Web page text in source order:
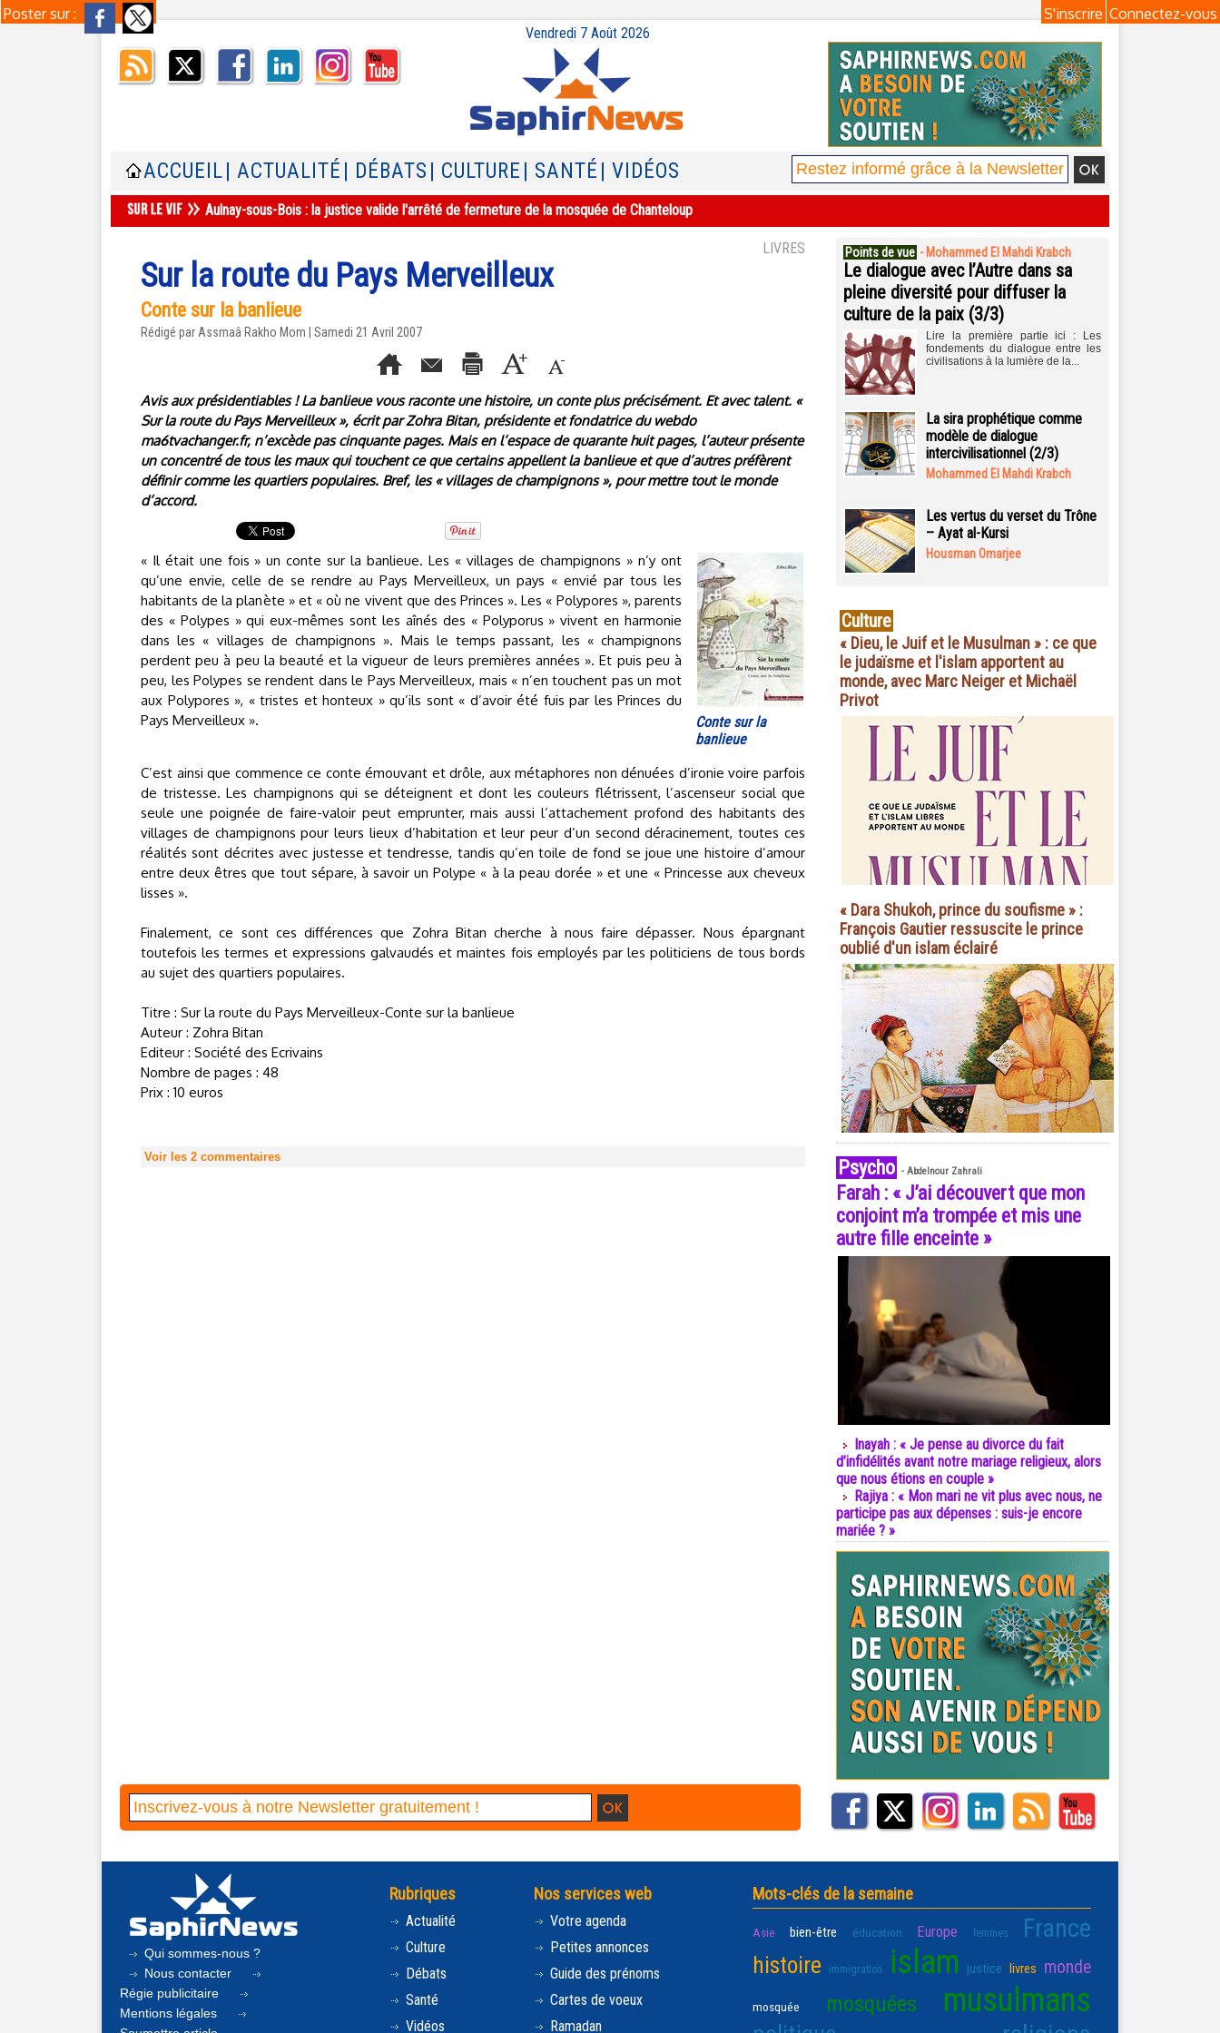
Poster sur : Connectez-vous
S'inscrire
Vendredi 7 Août 2026
ACCUEIL | ACTUALITÉ | DÉBATS | CULTURE | SANTÉ | VIDÉOS
Aulnay-sous-Bois : la justice valide l'arrêté de fermeture de la mosquée de Chanteloup
LIVRES
Sur la route du Pays Merveilleux
Conte sur la banlieue
Rédigé par Assmaâ Rakho Mom | Samedi 21 Avril 2007
Avis aux présidentiables ! La banlieue vous raconte une histoire, un conte plus précisément. Et avec talent. «
Sur la route du Pays Merveilleux », écrit par Zohra Bitan, présidente et fondatrice du webdo
ma6tvachanger.fr, n’excède pas cinquante pages. Mais en l’espace de quarante huit pages, l’auteur présente
un concentré de tous les maux qui touchent ce que certains appellent la banlieue et que d’autres préfèrent
définir comme les quartiers populaires. Bref, les « villages de champignons », pour mettre tout le monde
d’accord.
Conte sur la
banlieue
« Il était une fois » un conte sur la banlieue. Les « villages de champignons » n’y ont
qu’une envie, celle de se rendre au Pays Merveilleux, un pays « envié par tous les
habitants de la planète » et « où ne vivent que des Princes ». Les « Polypores », parents
des « Polypes » qui eux-mêmes sont les aînés des « Polyporus » vivent en harmonie
dans les « villages de champignons ». Mais le temps passant, les « champignons
perdent peu à peu la beauté et la vigueur de leurs premières années ». Et puis peu à
peu, les Polypes se rendent dans le Pays Merveilleux, mais « n’en touchent pas un mot
aux Polypores », « tristes et honteux » qu’ils sont « d’avoir été fuis par les Princes du
Pays Merveilleux ».
C’est ainsi que commence ce conte émouvant et drôle, aux métaphores non dénuées d’ironie voire parfois
de tristesse. Les champignons qui se déteignent et dont les couleurs flétrissent, l’ascenseur social que
seule une poignée de faire-valoir peut emprunter, mais aussi l’attachement profond des habitants des
villages de champignons pour leurs lieux d’habitation et leur peur d’un second déracinement, toutes ces
réalités sont décrites avec justesse et tendresse, tandis qu’en toile de fond se joue une histoire d’amour
entre deux êtres que tout sépare, à savoir un Polype « à la peau dorée » et une « Princesse aux cheveux
lisses ».
Finalement, ce sont ces différences que Zohra Bitan cherche à nous faire dépasser. Nous épargnant
toutefois les termes et expressions galvaudés et maintes fois employés par les politiciens de tous bords
au sujet des quartiers populaires.
Titre : Sur la route du Pays Merveilleux-Conte sur la banlieue
Auteur : Zohra Bitan
Editeur : Société des Ecrivains
Nombre de pages : 48
Prix : 10 euros
Voir les 2 commentaires
Points de vue - Mohammed El Mahdi Krabch
Le dialogue avec l’Autre dans sa
pleine diversité pour diffuser la
culture de la paix (3/3)
Lire la première partie ici : Les
fondements du dialogue entre les
civilisations à la lumière de la...
La sira prophétique comme
modèle de dialogue
intercivilisationnel (2/3)
Mohammed El Mahdi Krabch
Les vertus du verset du Trône
– Ayat al-Kursi
Housman Omarjee
Culture
« Dieu, le Juif et le Musulman » : ce que
le judaïsme et l'islam apportent au
monde, avec Marc Neiger et Michaël
Privot
« Dara Shukoh, prince du soufisme » :
François Gautier ressuscite le prince
oublié d'un islam éclairé
Psycho - Abdelnour Zahrali
Farah : « J’ai découvert que mon
conjoint m’a trompée et mis une
autre fille enceinte »
Inayah : « Je pense au divorce du fait
d’infidélités avant notre mariage religieux, alors
que nous étions en couple »
Rajiya : « Mon mari ne vit plus avec nous, ne
participe pas aux dépenses : suis-je encore
mariée ? »
Qui sommes-nous ?
Nous contacter
Régie publicitaire
Mentions légales
Rubriques
Actualité
Culture
Débats
Santé
Vidéos
Nos services web
Votre agenda
Petites annonces
Guide des prénoms
Cartes de voeux
Ramadan
Mots-clés de la semaine
Asie bien-être éducation Europe femmes France
histoire immigration islam justice livres monde
mosquée mosquées musulmans